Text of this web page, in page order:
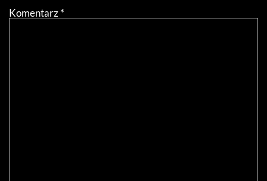
Komentarz*